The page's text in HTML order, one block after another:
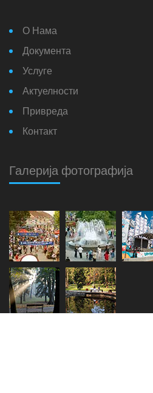
О Нама
Документа
Услуге
Актуелности
Привреда
Контакт
Галерија фотографија